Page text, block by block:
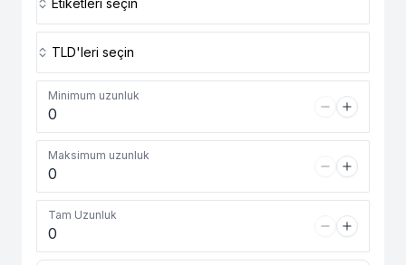
Etiketleri seçin
TLD'leri seçin
Minimum uzunluk
Maksimum uzunluk
Tam Uzunluk